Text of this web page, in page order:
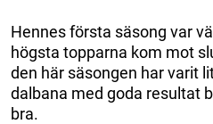
Hennes första säsong var
högsta topparna kom mot
den här säsongen har varit
dalbana med goda resultat
bra.